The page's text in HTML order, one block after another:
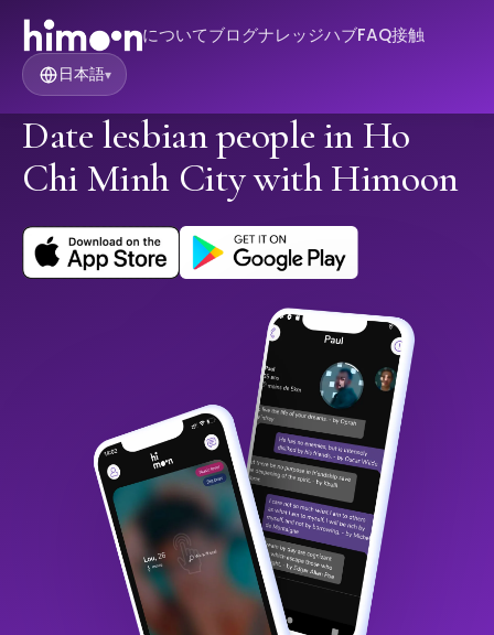
についてブログナレッジハブFAQ接触
日本語▾
Date lesbian people in Ho
Chi Minh City with Himoon